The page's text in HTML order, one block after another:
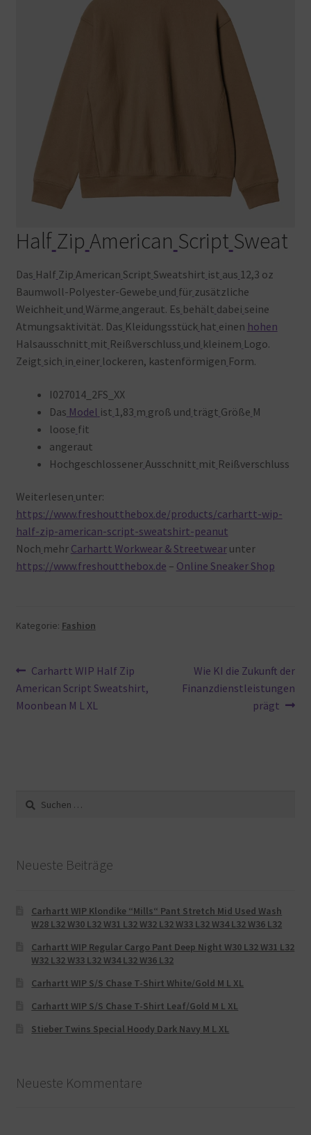
Half Zip American Script Sweat
Das Half Zip American Script Sweatshirt ist aus 12,3 oz
Baumwoll-Polyester-Gewebe und für zusätzliche
Weichheit und Wärme angeraut. Es behält dabei seine
Atmungsaktivität. Das Kleidungsstück hat einen hohen
Halsausschnitt mit Reißverschluss und kleinem Logo.
Zeigt sich in einer lockeren, kastenförmigen Form.
I027014_2FS_XX
Das Model ist 1,83 m groß und trägt Größe M
loose fit
angeraut
Hochgeschlossener Ausschnitt mit Reißverschluss
Weiterlesen unter:
https://www.freshoutthebox.de/products/carhartt-wip-
half-zip-american-script-sweatshirt-peanut
Noch mehr Carhartt Workwear & Streetwearunter
https://www.freshoutthebox.de – Online Sneaker Shop
Kategorie: Fashion
Beitragsnavigation
Vorheriger
Beitrag:
Carhartt WIP Half Zip
American Script Sweatshirt,
Moonbean M L XL
Nächster
Beitrag:
Wie KI die Zukunft der
Finanzdienstleistungen
prägt
Suche
nach:
Neueste Beiträge
Carhartt WIP Klondike “Mills“ Pant Stretch Mid Used Wash
W28 L32 W30 L32 W31 L32 W32 L32 W33 L32 W34 L32 W36 L32
Carhartt WIP Regular Cargo Pant Deep Night W30 L32 W31 L32
W32 L32 W33 L32 W34 L32 W36 L32
Carhartt WIP S/S Chase T-Shirt White/Gold M L XL
Carhartt WIP S/S Chase T-Shirt Leaf/Gold M L XL
Stieber Twins Special Hoody Dark Navy M L XL
Neueste Kommentare